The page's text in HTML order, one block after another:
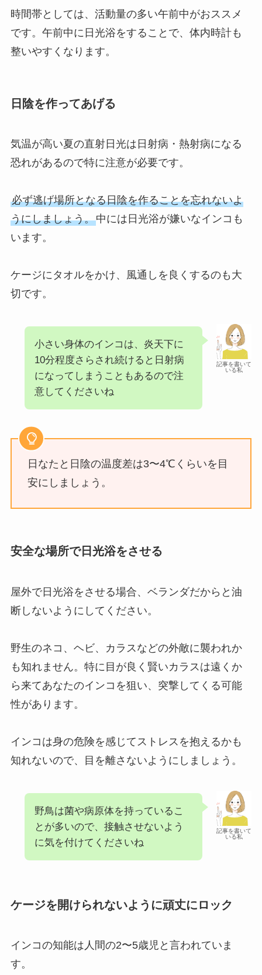
時間帯としては、活動量の多い午前中がおススメ
です。午前中に日光浴をすることで、体内時計も
整いやすくなります。
日陰を作ってあげる
気温が高い夏の直射日光は日射病・熱射病になる
恐れがあるので特に注意が必要です。
必ず逃げ場所となる日陰を作ることを忘れないよ
うにしましょう。中には日光浴が嫌いなインコも
います。
ケージにタオルをかけ、風通しを良くするのも大
切です。
記事を書いて
いる私
小さい身体のインコは、炎天下に
10分程度さらされ続けると日射病
になってしまうこともあるので注
意してくださいね
日なたと日陰の温度差は3〜4℃くらいを目
安にしましょう。
安全な場所で日光浴をさせる
屋外で日光浴をさせる場合、ベランダだからと油
断しないようにしてください。
野生のネコ、ヘビ、カラスなどの外敵に襲われか
も知れません。特に目が良く賢いカラスは遠くか
ら来てあなたのインコを狙い、突撃してくる可能
性があります。
インコは身の危険を感じてストレスを抱えるかも
知れないので、目を離さないようにしましょう。
記事を書いて
いる私
野鳥は菌や病原体を持っているこ
とが多いので、接触させないよう
に気を付けてくださいね
ケージを開けられないように頑丈にロック
インコの知能は人間の2〜5歳児と言われていま
す。